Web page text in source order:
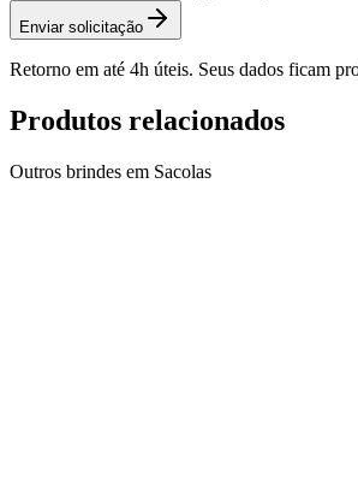
Enviar solicitação
Retorno em até 4h úteis. Seus dados ficam
Produtos relacionados
Outros brindes em Sacolas